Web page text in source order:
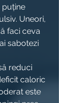
puține
Uneori,
faci ceva
sabotezi
reduci
caloric
este